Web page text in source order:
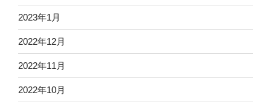
2023年1月
2022年12月
2022年11月
2022年10月